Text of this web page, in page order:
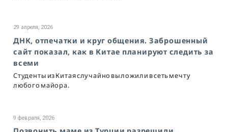
29 апреля, 2026
ДНК, отпечатки и круг общения. Заброшенный
сайт показал, как в Китае планируют следить за
всеми
Студенты из Китая случайно выложили в сеть мечту
любого майора.
9 февраля, 2026